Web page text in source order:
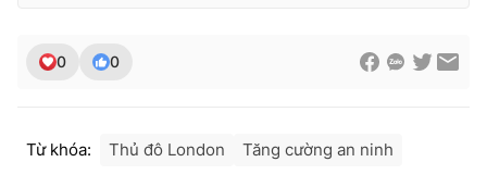
0 0
Từ khóa: Thủ đô London Tăng cường an ninh